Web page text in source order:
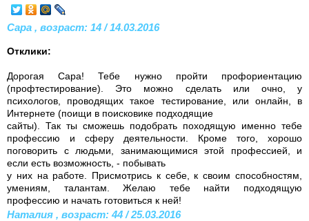
Сара , возраст: 14 / 14.03.2016
Отклики:
Дорогая Сара! Тебе нужно пройти профориентацию
(профтестирование). Это можно сделать или очно, у
психологов, проводящих такое тестирование, или онлайн, в
Интернете (поищи в поисковике подходящие
сайты). Так ты сможешь подобрать походящую именно тебе
профессию и сферу деятельности. Кроме того, хорошо
поговорить с людьми, занимающимися этой профессией, и
если есть возможность, - побывать
у них на работе. Присмотрись к себе, к своим способностям,
умениям, талантам. Желаю тебе найти подходящую
профессию и начать готовиться к ней!
Наталия , возраст: 44 / 25.03.2016